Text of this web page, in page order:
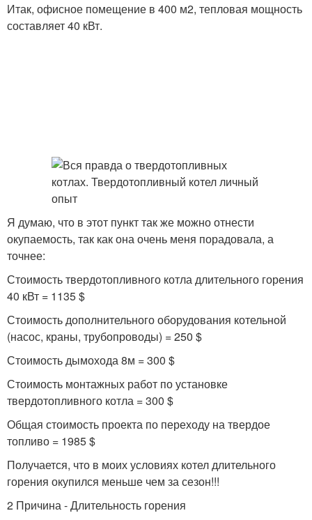
Итак, офисное помещение в 400 м2, тепловая мощность
составляет 40 кВт.
Я думаю, что в этот пункт так же можно отнести
окупаемость, так как она очень меня порадовала, а
точнее:
Стоимость твердотопливного котла длительного горения
40 кВт = 1135 $
Стоимость дополнительного оборудования котельной
(насос, краны, трубопроводы) = 250 $
Стоимость дымохода 8м = 300 $
Стоимость монтажных работ по установке
твердотопливного котла = 300 $
Общая стоимость проекта по переходу на твердое
топливо = 1985 $
Получается, что в моих условиях котел длительного
горения окупился меньше чем за сезон!!!
2 Причина - Длительность горения